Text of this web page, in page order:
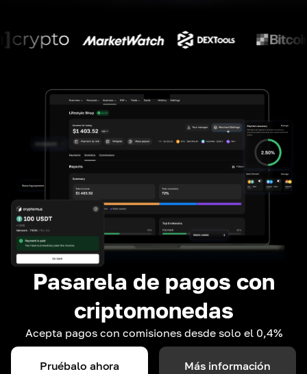
Pasarela de pagos con
criptomonedas
Acepta pagos con comisiones desde solo el 0,4%
Pruébalo ahora Más información